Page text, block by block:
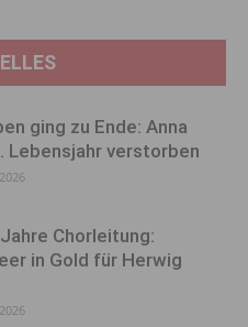
ging zu Ende: Anna
Lebensjahr verstorben
Chorleitung:
in Gold für Herwig